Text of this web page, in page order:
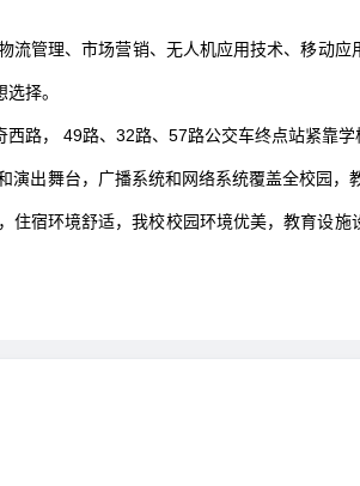
管理、市场营销、无人机应用技术、移动
择。
路， 49路、32路、57路公交车终点站紧靠学
出舞台，广播系统和网络系统覆盖全校园，
宿环境舒适，我校校园环境优美，教育设